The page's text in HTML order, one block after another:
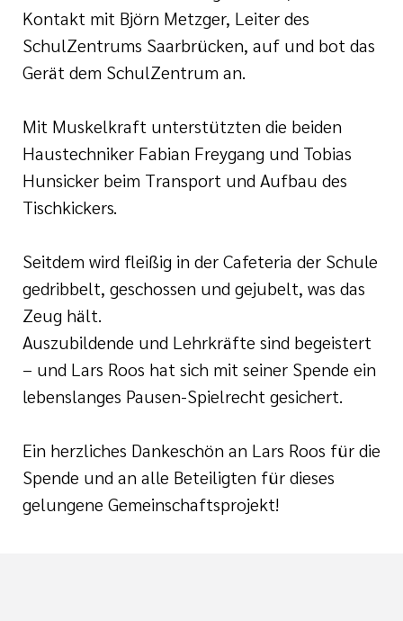
Kontakt mit Björn Metzger, Leiter des
SchulZentrums Saarbrücken, auf und bot das
Gerät dem SchulZentrum an.
Mit Muskelkraft unterstützten die beiden
Haustechniker Fabian Freygang und Tobias
Hunsicker beim Transport und Aufbau des
Tischkickers.
Seitdem wird fleißig in der Cafeteria der Schule
gedribbelt, geschossen und gejubelt, was das
Zeug hält.
Auszubildende und Lehrkräfte sind begeistert
– und Lars Roos hat sich mit seiner Spende ein
lebenslanges Pausen-Spielrecht gesichert.
Ein herzliches Dankeschön an Lars Roos für die
Spende und an alle Beteiligten für dieses
gelungene Gemeinschaftsprojekt!